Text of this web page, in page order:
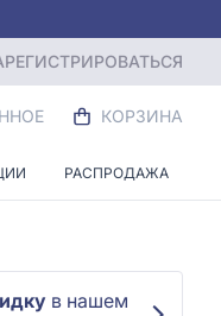
КОРЗИНА
РАСПРОДАЖА
эмалью
в нашем